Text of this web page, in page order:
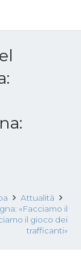
Attualità
«Facciamo il
il gioco dei
trafficanti»